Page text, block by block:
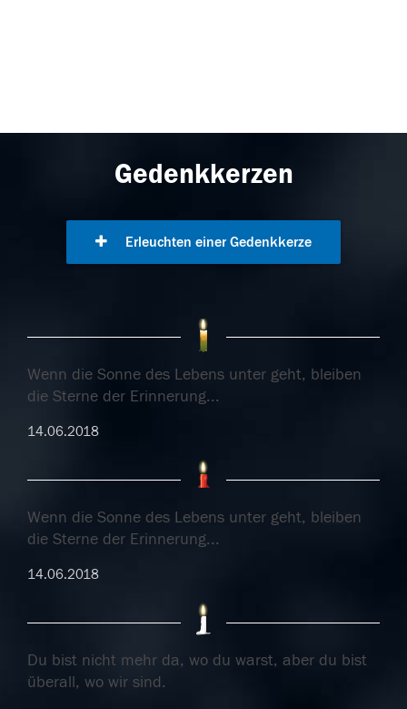
Gedenkkerzen
Erleuchten einer Gedenkkerze
Wenn die Sonne des Lebens unter geht, bleiben
die Sterne der Erinnerung...
14.06.2018
Wenn die Sonne des Lebens unter geht, bleiben
die Sterne der Erinnerung...
14.06.2018
Du bist nicht mehr da, wo du warst, aber du bist
überall, wo wir sind.